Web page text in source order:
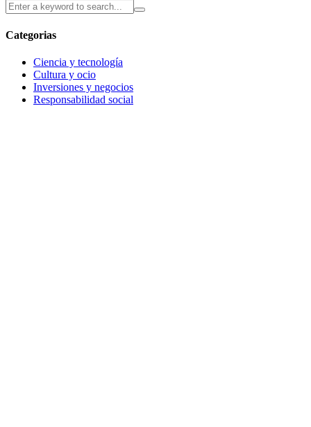
Categorias
Ciencia y tecnología
Cultura y ocio
Inversiones y negocios
Responsabilidad social